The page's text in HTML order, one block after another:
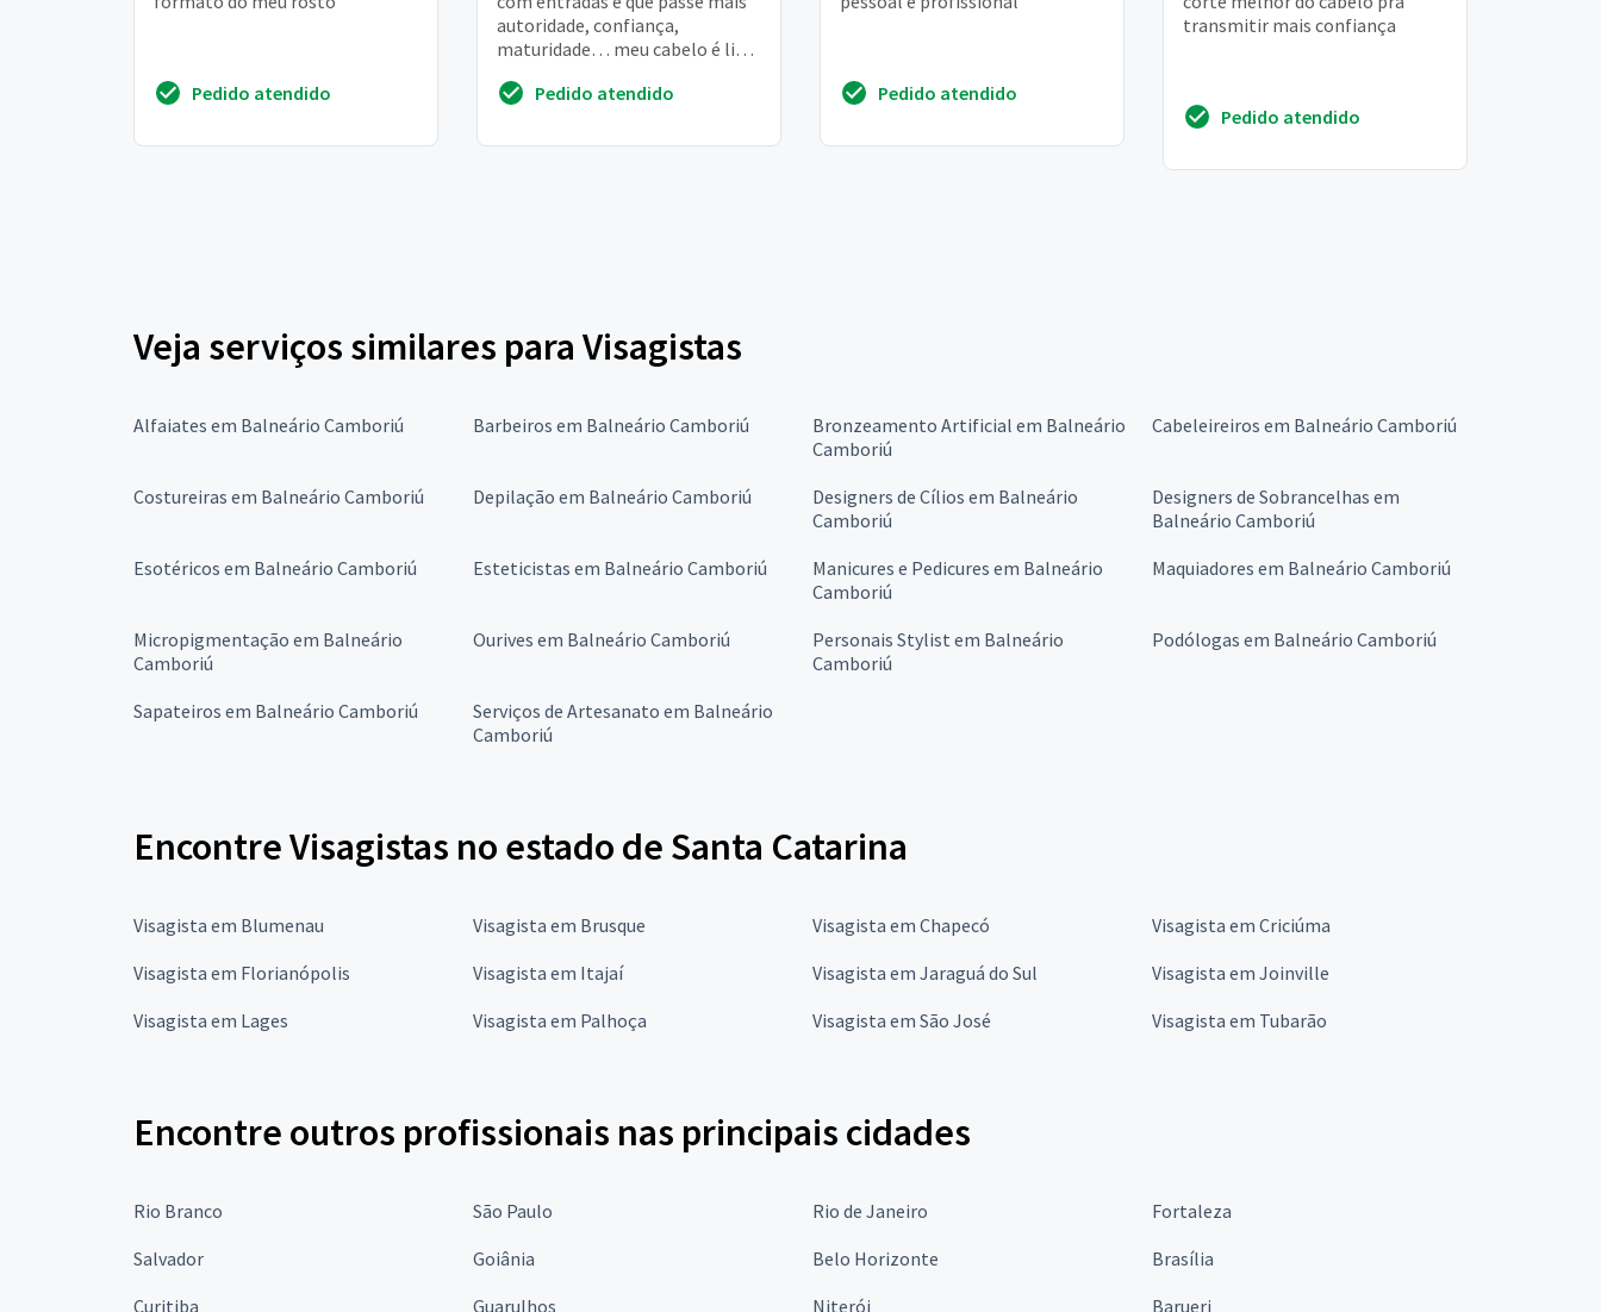
Pedido atendido
autoridade, confiança,
maturidade… meu cabelo é liso
Pedido atendido
Pedido atendido
transmitir mais confiança
Pedido atendido
Veja serviços similares para Visagistas
Alfaiates em Balneário Camboriú Barbeiros em Balneário Camboriú
Bronzeamento Artificial em Balneário
Camboriú
Cabeleireiros em Balneário Camboriú
Costureiras em Balneário Camboriú Depilação em Balneário Camboriú
Designers de Cílios em Balneário
Camboriú
Designers de Sobrancelhas em
Balneário Camboriú
Esotéricos em Balneário Camboriú
Esteticistas em Balneário Camboriú
Manicures e Pedicures em Balneário
Camboriú
Maquiadores em Balneário Camboriú
Micropigmentação em Balneário
Camboriú
Ourives em Balneário Camboriú
Personais Stylist em Balneário
Camboriú
Podólogas em Balneário Camboriú
Sapateiros em Balneário Camboriú
Serviços de Artesanato em Balneário
Camboriú
Encontre Visagistas no estado de Santa Catarina
Visagista em Blumenau Visagista em Brusque Visagista em Chapecó
Visagista em Criciúma
Visagista em Florianópolis
Visagista em Itajaí Visagista em Jaraguá do Sul
Visagista em Joinville
Visagista em Lages
Visagista em Palhoça Visagista em São José Visagista em Tubarão
Encontre outros profissionais nas principais cidades
Rio Branco São Paulo Rio de Janeiro
Fortaleza
Salvador
Goiânia Belo Horizonte
Brasília
Curitiba
Guarulhos Niterói Barueri